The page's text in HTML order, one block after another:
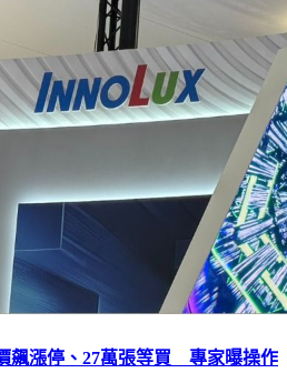
飆漲停、27萬張等買 專家曝操作